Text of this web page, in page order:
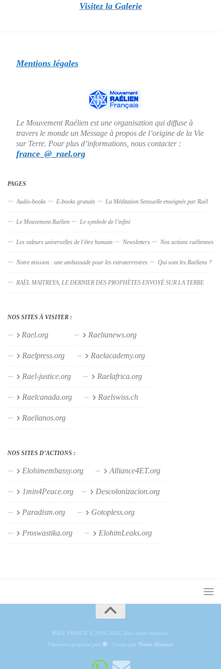
Visitez la Galerie
Mentions légales
Le Mouvement Raélien est une organisation qui diffuse à
travers le monde un Message à propos de l’origine de la Vie
sur Terre. Pour plus d’informations, nous contacter :
france_@_rael.org
PAGES
Audio-books E-books gratuits La Méditation Sensuelle enseignée par Raël
Le Mouvement Raélien Le symbole de l’infini
Les valeurs universelles de l’être humain Newsletters Nos actions raéliennes
Notre mission : une ambassade pour les extraterrestres Qui sont les Raéliens ?
RAËL MAITREYA, LE DERNIER DES PROPHÈTES ENVOYÉ SUR LA TERRE
NOS SITES À VISITER :
Rael.org Raelianews.org
Raelpress.org Raelacademy.org
Rael-justice.org Raelafrica.org
Raelcanada.org Raelswiss.ch
Raelianos.org
NOS SITES D’ACTIONS :
Elohimembassy.org Alliance4ET.org
1min4Peace.org Descolonizacion.org
Paradism.org Gotopless.org
Proswastika.org ElohimLeaks.org
RAËL FRANCE © 2014-2026. Tous droits réservés.
Fièrement propulsé par
- Conçu par Thème Hueman